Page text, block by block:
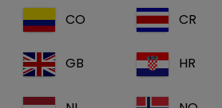
CO CR
GB HR